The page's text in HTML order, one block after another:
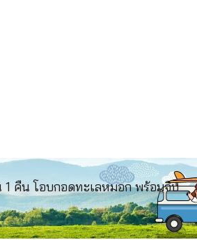
1 คืน โอบกอดทะเลหมอก พร้อมจิบ